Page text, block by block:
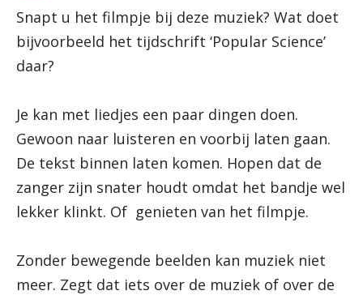
Snapt u het filmpje bij deze muziek? Wat doet
bijvoorbeeld het tijdschrift ‘Popular Science’
daar?
Je kan met liedjes een paar dingen doen.
Gewoon naar luisteren en voorbij laten gaan.
De tekst binnen laten komen. Hopen dat de
zanger zijn snater houdt omdat het bandje wel
lekker klinkt. Of genieten van het filmpje.
Zonder bewegende beelden kan muziek niet
meer. Zegt dat iets over de muziek of over de